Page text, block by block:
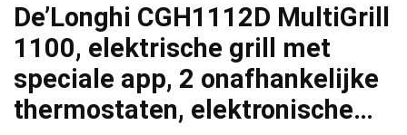
De’Longhi CGH1112D MultiGrill
1100, elektrische grill met
speciale app, 2 onafhankelijke
thermostaten, elektronische…